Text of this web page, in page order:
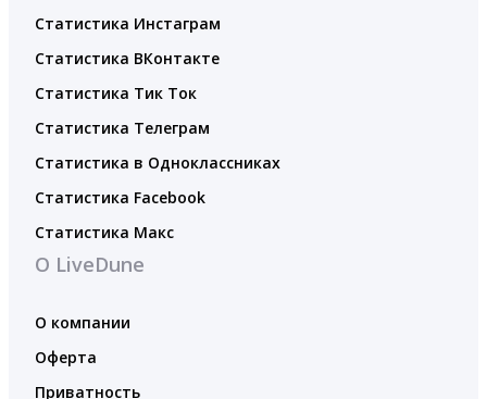
Статистика Инстаграм
Статистика ВКонтакте
Статистика Тик Ток
Статистика Телеграм
Статистика в Одноклассниках
Статистика Facebook
Статистика Макс
О LiveDune
О компании
Оферта
Приватность